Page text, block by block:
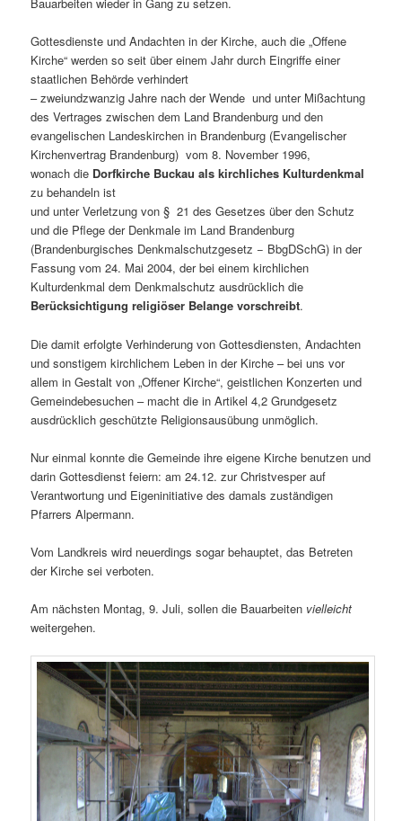
Gottesdienste und Andachten in der Kirche, auch die „Offene
Kirche“ werden so seit über einem Jahr durch Eingriffe einer
staatlichen Behörde verhindert
– zweiundzwanzig Jahre nach der Wende und unter Mißachtung
des Vertrages zwischen dem Land Brandenburg und den
evangelischen Landeskirchen in Brandenburg (Evangelischer
Kirchenvertrag Brandenburg) vom 8. November 1996,
wonach die Dorfkirche Buckau als kirchliches Kulturdenkmal
zu behandeln ist
und unter Verletzung von § 21 des Gesetzes über den Schutz
und die Pflege der Denkmale im Land Brandenburg
(Brandenburgisches Denkmalschutzgesetz − BbgDSchG) in der
Fassung vom 24. Mai 2004, der bei einem kirchlichen
Kulturdenkmal dem Denkmalschutz ausdrücklich die
Berücksichtigung religiöser Belange vorschreibt.
Die damit erfolgte Verhinderung von Gottesdiensten, Andachten
und sonstigem kirchlichem Leben in der Kirche – bei uns vor
allem in Gestalt von „Offener Kirche“, geistlichen Konzerten und
Gemeindebesuchen – macht die in Artikel 4,2 Grundgesetz
ausdrücklich geschützte Religionsausübung unmöglich.
Nur einmal konnte die Gemeinde ihre eigene Kirche benutzen und
darin Gottesdienst feiern: am 24.12. zur Christvesper auf
Verantwortung und Eigeninitiative des damals zuständigen
Pfarrers Alpermann.
Vom Landkreis wird neuerdings sogar behauptet, das Betreten
der Kirche sei verboten.
Am nächsten Montag, 9. Juli, sollen die Bauarbeiten vielleicht
weitergehen.